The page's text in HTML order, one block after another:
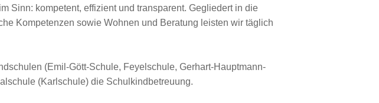
Sinn: kompetent, effizient und transparent. Gegliedert in die
Kompetenzen sowie Wohnen und Beratung leisten wir täglich
(Emil-Gött-Schule, Feyelschule, Gerhart-Hauptmann-
(Karlschule) die Schulkindbetreuung.